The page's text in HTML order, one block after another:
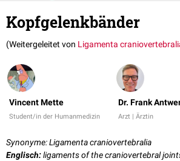
Kopfgelenkbänder
(Weitergeleitet von Ligamenta
Vincent Mette
Student/in der Humanmedizin
Dr. Frank
Arzt | Ärztin
Synonyme: Ligamenta craniovertebralia
Englisch:ligaments of the craniovertebral